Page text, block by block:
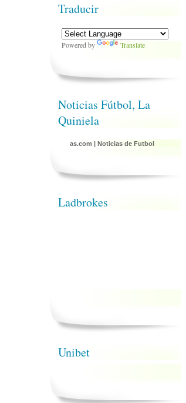
Traducir
Powered by Translate
Noticias Fútbol, La
Quiniela
as.com | Noticias de Futbol
Ladbrokes
Unibet